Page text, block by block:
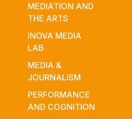
MEDIATION AND
THE ARTS
INOVA MEDIA
LAB
MEDIA &
JOURNALISM
PERFORMANCE
AND COGNITION